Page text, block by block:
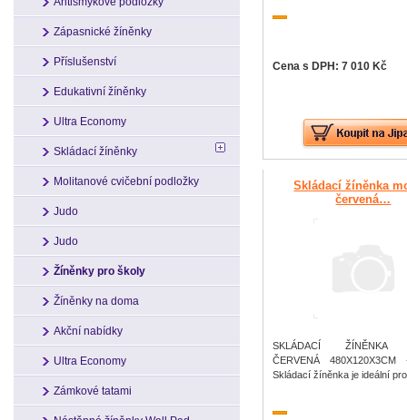
Cena s DPH: 7 010 Kč
Skládací žíněnka
červená…
SKLÁDACÍ ŽÍNĚNKA
ČERVENÁ
Skládací žíněnka je ideální
Zápasnické žíněnky
Příslušenství
Edukativní žíněnky
Ultra Economy
Skládací žíněnky
Molitanové cvičební podložky
Judo
Judo
Žíněnky pro školy
Žíněnky na doma
Akční nabídky
Ultra Economy
Zámkové tatami